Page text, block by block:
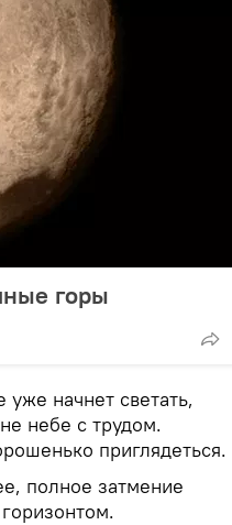
горы
начнет светать,
небе с трудом.
приглядеться.
полное затмение